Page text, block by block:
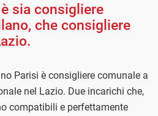
sia consigliere
che consigliere
Parisi è consigliere comunale a
nel Lazio. Due incarichi che,
compatibili e perfettamente